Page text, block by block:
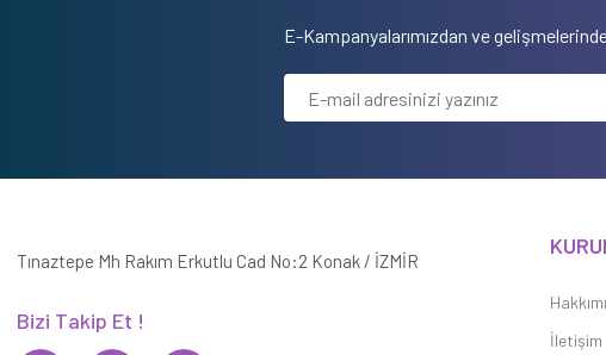
E-Kampanyalarımızdan ve
Tınaztepe Mh Rakım Erkutlu Cad No:2 Konak / İZMİR
Bizi Takip Et !
İletişim